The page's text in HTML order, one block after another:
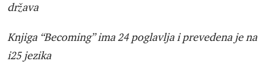
država
Knjiga “Becoming” ima 24 poglavlja i prevedena je na
i25 jezika